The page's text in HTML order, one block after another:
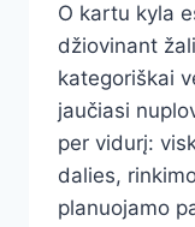
O kartu kyla
džiovinant
kategoriškai
jaučiasi
per vidurį:
dalies,
planuojamo